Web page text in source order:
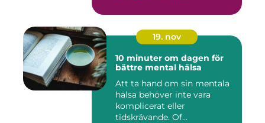
19. nov
10 minuter om dagen för
bättre mental hälsa
Att ta hand om sin mentala
hälsa behöver inte vara
komplicerat eller
tidskrävande. Of...